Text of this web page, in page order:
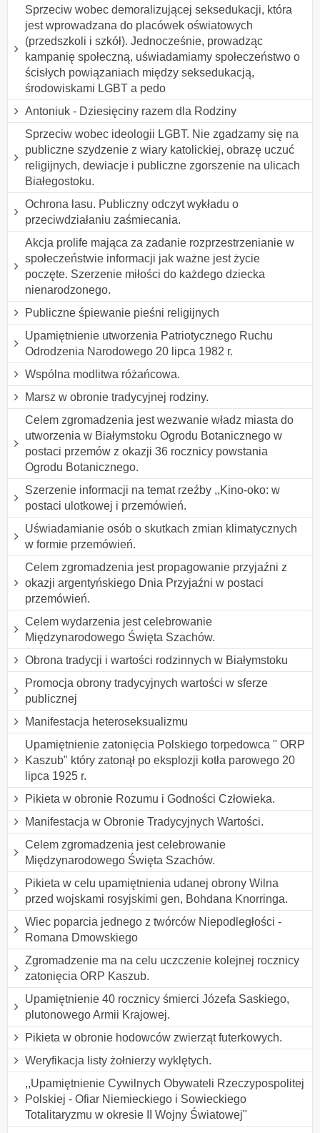
Sprzeciw wobec demoralizującej seksedukacji, która
jest wprowadzana do placówek oświatowych
(przedszkoli i szkół). Jednocześnie, prowadząc
kampanię społeczną, uświadamiamy społeczeństwo o
ścisłych powiązaniach między seksedukacją,
środowiskami LGBT a pedo
Antoniuk - Dziesięciny razem dla Rodziny
Sprzeciw wobec ideologii LGBT. Nie zgadzamy się na
publiczne szydzenie z wiary katolickiej, obrazę uczuć
religijnych, dewiacje i publiczne zgorszenie na ulicach
Białegostoku.
Ochrona lasu. Publiczny odczyt wykładu o
przeciwdziałaniu zaśmiecania.
Akcja prolife mająca za zadanie rozprzestrzenianie w
społeczeństwie informacji jak ważne jest życie
poczęte. Szerzenie miłości do każdego dziecka
nienarodzonego.
Publiczne śpiewanie pieśni religijnych
Upamiętnienie utworzenia Patriotycznego Ruchu
Odrodzenia Narodowego 20 lipca 1982 r.
Wspólna modlitwa różańcowa.
Marsz w obronie tradycyjnej rodziny.
Celem zgromadzenia jest wezwanie władz miasta do
utworzenia w Białymstoku Ogrodu Botanicznego w
postaci przemów z okazji 36 rocznicy powstania
Ogrodu Botanicznego.
Szerzenie informacji na temat rzeźby ,,Kino-oko: w
postaci ulotkowej i przemówień.
Uświadamianie osób o skutkach zmian klimatycznych
w formie przemówień.
Celem zgromadzenia jest propagowanie przyjaźni z
okazji argentyńskiego Dnia Przyjaźni w postaci
przemówień.
Celem wydarzenia jest celebrowanie
Międzynarodowego Święta Szachów.
Obrona tradycji i wartości rodzinnych w Białymstoku
Promocja obrony tradycyjnych wartości w sferze
publicznej
Manifestacja heteroseksualizmu
Upamiętnienie zatonięcia Polskiego torpedowca " ORP
Kaszub" który zatonął po eksplozji kotła parowego 20
lipca 1925 r.
Pikieta w obronie Rozumu i Godności Człowieka.
Manifestacja w Obronie Tradycyjnych Wartości.
Celem zgromadzenia jest celebrowanie
Międzynarodowego Święta Szachów.
Pikieta w celu upamiętnienia udanej obrony Wilna
przed wojskami rosyjskimi gen, Bohdana Knorringa.
Wiec poparcia jednego z twórców Niepodległości -
Romana Dmowskiego
Zgromadzenie ma na celu uczczenie kolejnej rocznicy
zatonięcia ORP Kaszub.
Upamiętnienie 40 rocznicy śmierci Józefa Saskiego,
plutonowego Armii Krajowej.
Pikieta w obronie hodowców zwierząt futerkowych.
Weryfikacja listy żołnierzy wyklętych.
,,Upamiętnienie Cywilnych Obywateli Rzeczypospolitej
Polskiej - Ofiar Niemieckiego i Sowieckiego
Totalitaryzmu w okresie II Wojny Światowej"